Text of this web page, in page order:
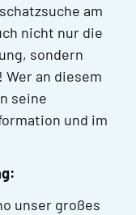
am
nicht nur die
sondern
an diesem
seine
und im
unser großes